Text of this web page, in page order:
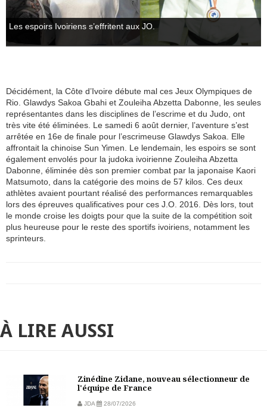
Les espoirs Ivoiriens s’effritent aux JO.
Décidément, la Côte d’Ivoire débute mal ces Jeux Olympiques de
Rio. Glawdys Sakoa Gbahi et Zouleiha Abzetta Dabonne, les seules
représentantes dans les disciplines de l’escrime et du Judo, ont
très vite été éliminées. Le samedi 6 août dernier, l’aventure s’est
arrêtée en 16e de finale pour l’escrimeuse Glawdys Sakoa. Elle
affrontait la chinoise Sun Yimen. Le lendemain, les espoirs se sont
également envolés pour la judoka ivoirienne Zouleiha Abzetta
Dabonne, éliminée dès son premier combat par la japonaise Kaori
Matsumoto, dans la catégorie des moins de 57 kilos. Ces deux
athlètes avaient pourtant réalisé des performances remarquables
lors des épreuves qualificatives pour ces J.O. 2016. Dès lors, tout
le monde croise les doigts pour que la suite de la compétition soit
plus heureuse pour le reste des sportifs ivoiriens, notamment les
sprinteurs.
À LIRE AUSSI
Zinédine Zidane, nouveau sélectionneur de
l'équipe de France
JDA 28/07/2026